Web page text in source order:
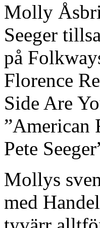
Molly
Seeger
på
Florence
Side Are
”American
Pete
Mollys
med